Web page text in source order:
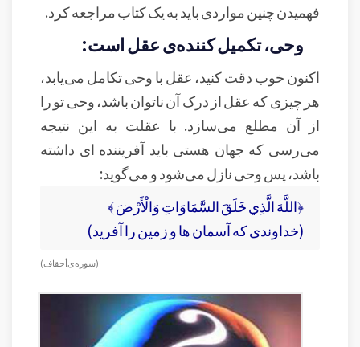
فهمیدن چنین مواردی باید به یک کتاب مراجعه کرد.
وحی، تکمیل کننده‌ی عقل است:
اکنون خوب دقت کنید، عقل با وحی تکامل می‌یابد،
هر چیزی که عقل از درک آن ناتوان باشد، وحی تو را
از آن مطلع می‌سازد. با عقلت به این نتیجه
می‌رسی که جهان هستی باید آفریننده ای داشته
باشد، پس وحی نازل می‌شود و می‌گوید:
﴿اللَّهَ الَّذِي خَلَقَ السَّمَاوَاتِ وَالْأَرْضَ ﴾
(خداوندی که آسمان ها و زمین را آفرید)
( سوره‌ی أحقاف )